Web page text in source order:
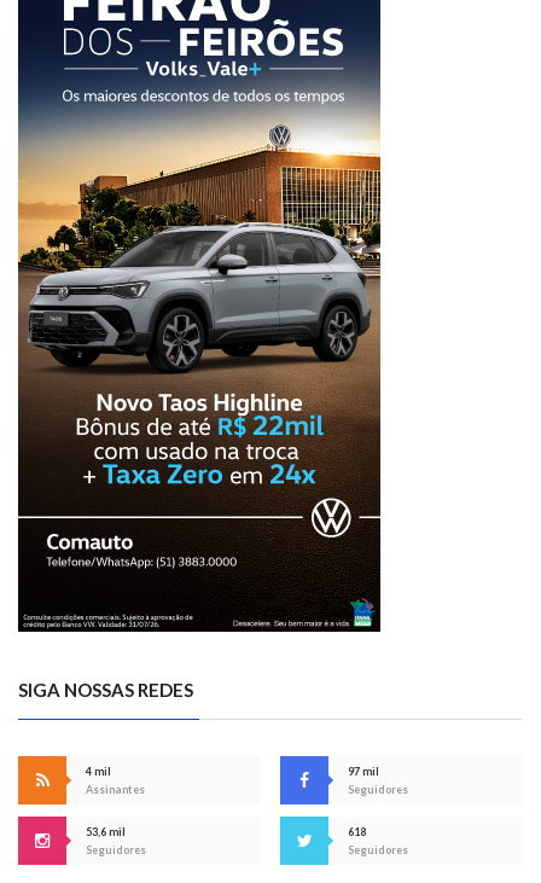
SIGA NOSSAS REDES
4 mil
Assinantes
97 mil
Seguidores
53,6 mil
Seguidores
618
Seguidores